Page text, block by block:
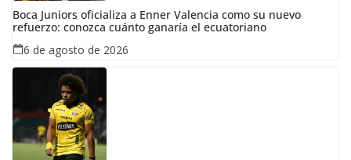
Boca Juniors oficializa a Enner Valencia como su nuevo
refuerzo: conozca cuánto ganaría el ecuatoriano
6 de agosto de 2026